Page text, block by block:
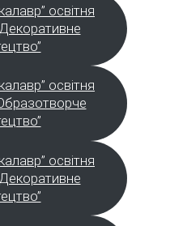
освітня
освітня
освітня